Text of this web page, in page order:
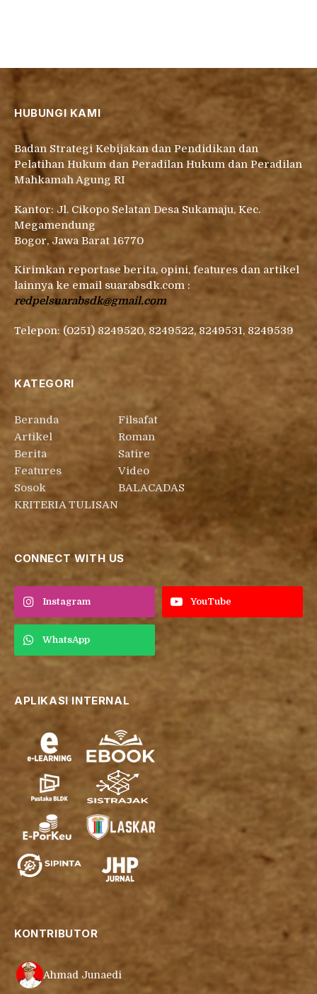
HUBUNGI KAMI
Badan Strategi Kebijakan dan Pendidikan dan
Pelatihan Hukum dan Peradilan Hukum dan Peradilan
Mahkamah Agung RI
Kantor: Jl. Cikopo Selatan Desa Sukamaju, Kec.
Megamendung
Bogor, Jawa Barat 16770
Kirimkan reportase berita, opini, features dan artikel
lainnya ke email suarabsdk.com :
redpelsuarabsdk@gmail.com
Telepon: (0251) 8249520, 8249522, 8249531, 8249539
KATEGORI
Beranda
Artikel
Berita
Features
Sosok
KRITERIA TULISAN
Filsafat
Roman
Satire
Video
BALACADAS
CONNECT WITH US
Instagram YouTube
WhatsApp
APLIKASI INTERNAL
KONTRIBUTOR
Ahmad Junaedi